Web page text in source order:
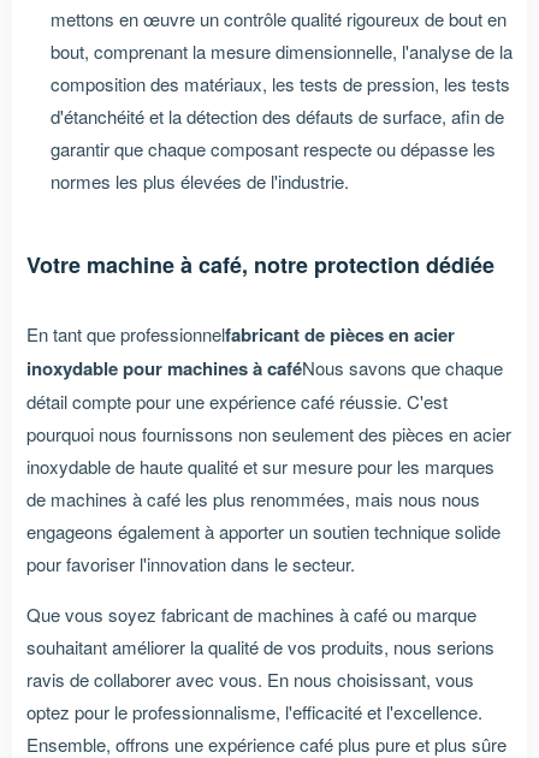
mettons en œuvre un contrôle qualité rigoureux de bout en
bout, comprenant la mesure dimensionnelle, l'analyse de la
composition des matériaux, les tests de pression, les tests
d'étanchéité et la détection des défauts de surface, afin de
garantir que chaque composant respecte ou dépasse les
normes les plus élevées de l'industrie.
Votre machine à café, notre protection dédiée
En tant que professionnelfabricant de pièces en acier
inoxydable pour machines à caféNous savons que chaque
détail compte pour une expérience café réussie. C'est
pourquoi nous fournissons non seulement des pièces en acier
inoxydable de haute qualité et sur mesure pour les marques
de machines à café les plus renommées, mais nous nous
engageons également à apporter un soutien technique solide
pour favoriser l'innovation dans le secteur.
Que vous soyez fabricant de machines à café ou marque
souhaitant améliorer la qualité de vos produits, nous serions
ravis de collaborer avec vous. En nous choisissant, vous
optez pour le professionnalisme, l'efficacité et l'excellence.
Ensemble, offrons une expérience café plus pure et plus sûre